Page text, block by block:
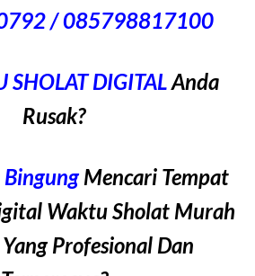
/ 085798817100
SHOLAT DIGITALAnda
Rusak?
Mencari Tempat
Waktu Sholat Murah
Profesional Dan